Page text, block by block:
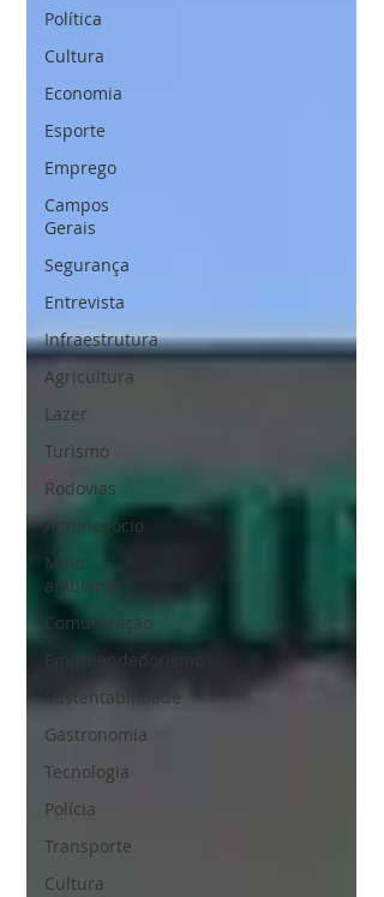
Política
Cultura
Economia
Esporte
Emprego
Campos
Gerais
Segurança
Entrevista
Infraestrutura
Agricultura
Lazer
Turismo
Rodovias
Agronegócio
Meio
ambiente
Comunicação
Empreendedorismo
Sustentabilidade
Gastronomia
Tecnologia
Polícia
Transporte
Cultura